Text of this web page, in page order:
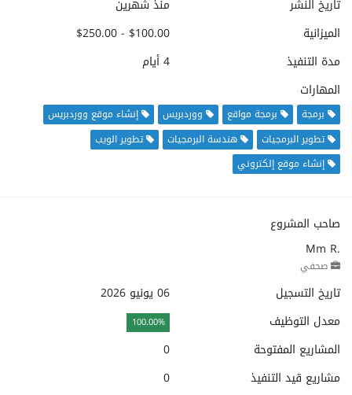
تاريخ النشر
منذ شهرين
الميزانية
$100.00 - $250.00
مدة التنفيذ
4 أيام
المهارات
برمجة برمجة مواقع ووردبريس
إنشاء موقع ووردبريس
تطوير البرمجيات
هندسة البرمجيات
تطوير الويب
إنشاء موقع إلكتروني
صاحب المشروع
Mm R.
صحفي
تاريخ التسجيل
06 يونيو 2026
معدل التوظيف
100.00%
المشاريع المفتوحة
0
مشاريع قيد التنفيذ
0